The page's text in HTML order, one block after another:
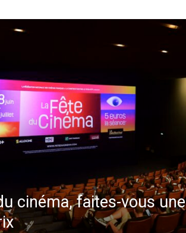
cinéma, faites-vous une